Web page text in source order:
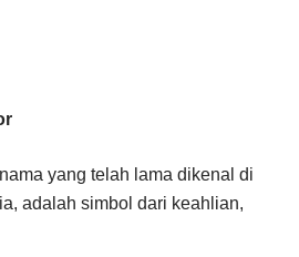
yang telah lama dikenal di
adalah simbol dari keahlian,